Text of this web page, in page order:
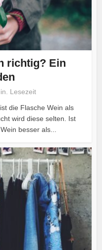
richtig? Ein
Lesezeit
die Flasche Wein als
wird diese selten. Ist
besser als...